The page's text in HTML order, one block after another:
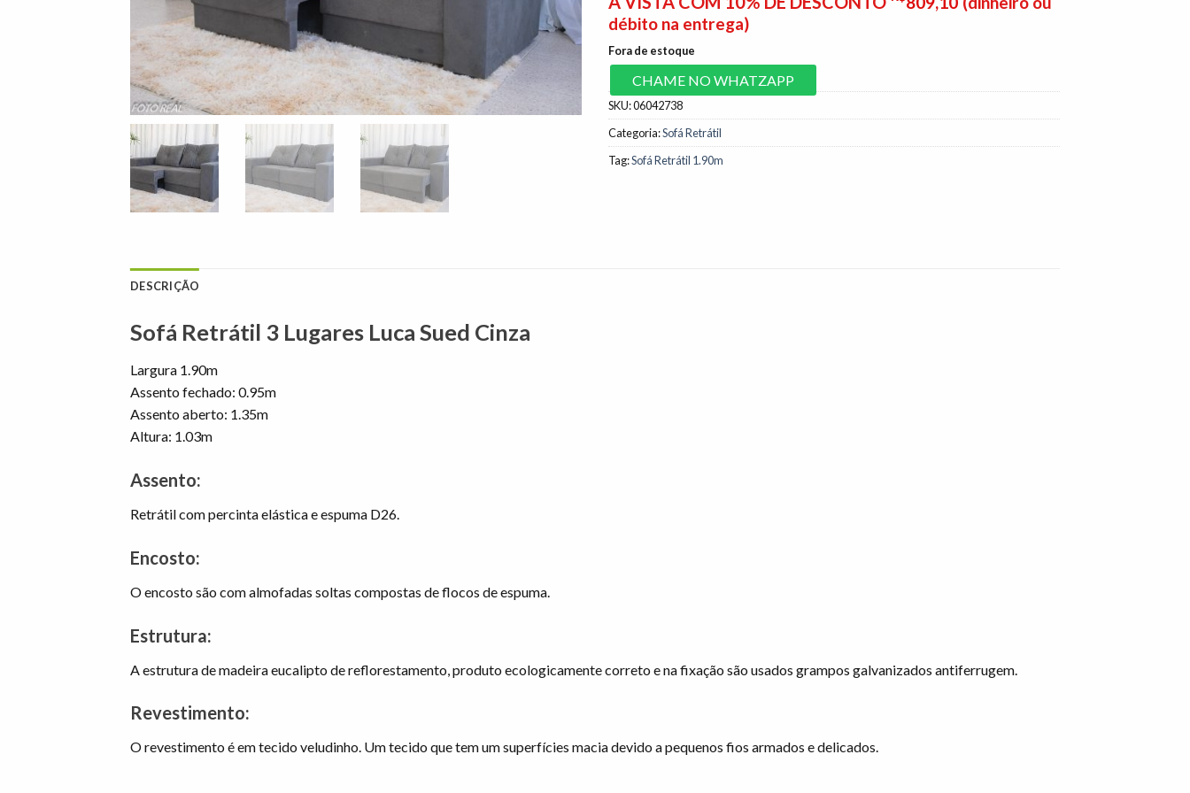
débito na entrega)
Fora de estoque
CHAME NO WHATZAPP
SKU:06042738
Categoria:Sofá Retrátil
Tag:Sofá Retrátil 1.90m
DESCRIÇÃO
Sofá Retrátil 3 Lugares Luca Sued Cinza
Largura 1.90m
Assento fechado: 0.95m
Assento aberto: 1.35m
Altura: 1.03m
Assento:
Retrátil com percinta elástica e espuma D26.
Encosto:
O encosto são com almofadas soltas compostas de flocos de espuma.
Estrutura:
A estrutura de madeira eucalipto de reflorestamento, produto ecologicamente correto e na fixação são usados grampos galvanizados antiferrugem.
Revestimento:
O revestimento é em tecido veludinho. Um tecido que tem um superfícies macia devido a pequenos fios armados e delicados.